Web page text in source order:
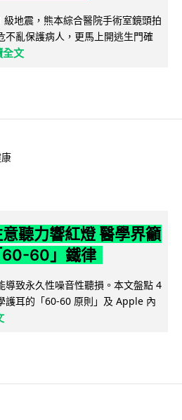
地震，熊本綜合醫院手術室鏡頭拍
不亂保護病人，更馬上開逃生門確
全文
聽力響紅燈 醫學界籲
60-60」鐵律
導致永久性噪音性聽損。本文盤點 4
護耳的「60-60 原則」及 Apple 內